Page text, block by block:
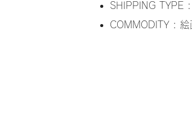
SHIPPING TYPE
COMMODITY : 絵